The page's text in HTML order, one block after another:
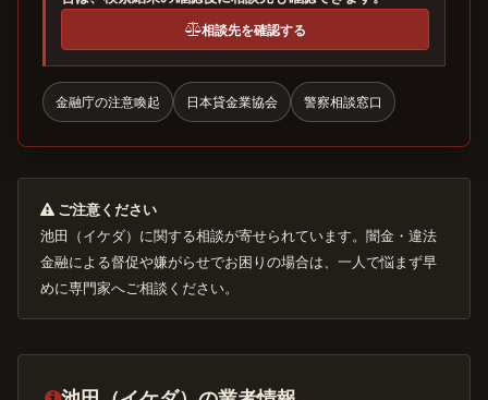
相談先を確認する
金融庁の注意喚起 日本貸金業協会 警察相談窓口
ご注意ください
池田（イケダ）に関する相談が寄せられています。闇金・違法
金融による督促や嫌がらせでお困りの場合は、一人で悩まず早
めに専門家へご相談ください。